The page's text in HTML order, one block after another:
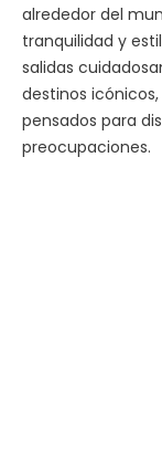
alrededor del
tranquilidad y
salidas
destinos
pensados para
preocupaciones.